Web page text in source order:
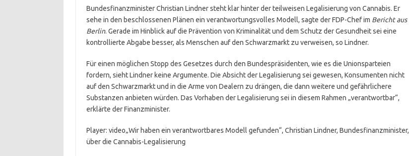
Bundesfinanzminister Christian Lindner steht klar hinter der teilweisen Legalisierung von Cannabis. Er
sehe in den beschlossenen Plänen ein verantwortungsvolles Modell, sagte der FDP-Chef im Bericht aus
Berlin. Gerade im Hinblick auf die Prävention von Kriminalität und dem Schutz der Gesundheit sei eine
kontrollierte Abgabe besser, als Menschen auf den Schwarzmarkt zu verweisen, so Lindner.
Für einen möglichen Stopp des Gesetzes durch den Bundespräsidenten, wie es die Unionsparteien
fordern, sieht Lindner keine Argumente. Die Absicht der Legalisierung sei gewesen, Konsumenten nicht
auf den Schwarzmarkt und in die Arme von Dealern zu drängen, die dann weitere und gefährlichere
Substanzen anbieten würden. Das Vorhaben der Legalisierung sei in diesem Rahmen „verantwortbar“,
erklärte der Finanzminister.
Player: video„Wir haben ein verantwortbares Modell gefunden“, Christian Lindner, Bundesfinanzminister,
über die Cannabis-Legalisierung